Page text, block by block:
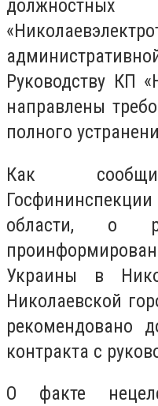
Руководству КП
направлены
полного
Как
области, о
Украины в
Николаевской
рекомендовано
контракта с
О факте